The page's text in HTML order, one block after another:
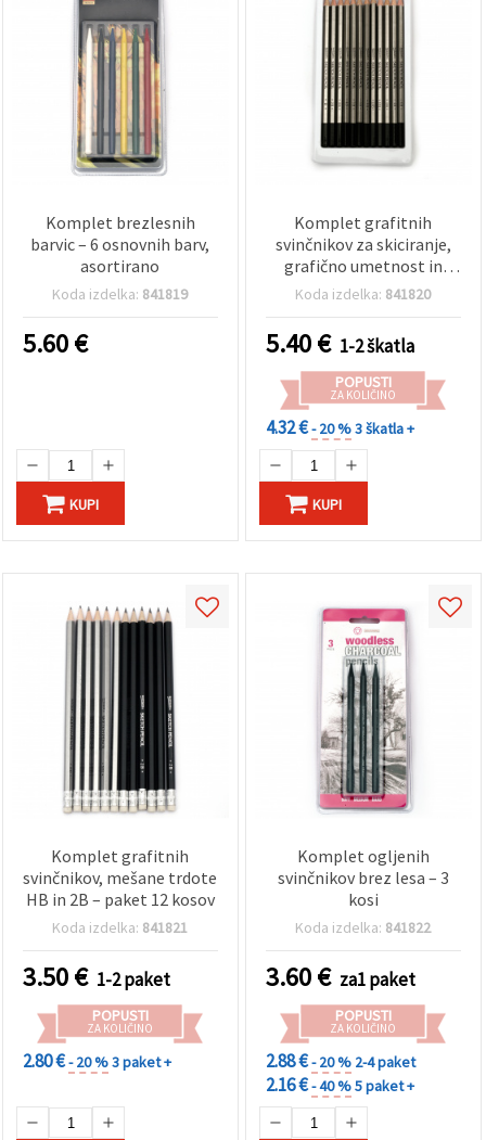
Komplet brezlesnih
barvic – 6 osnovnih barv,
asortirano
Koda izdelka: 841819
5.60€
KUPI
Komplet grafitnih
svinčnikov za skiciranje,
grafično umetnost in
oblikovanje - mešane
Koda izdelka: 841820
5.40€ 1-2 škatla
POPUSTI
ZA KOLIČINO
4.32 €- 20 %3 škatla +
KUPI
Komplet grafitnih
svinčnikov, mešane trdote
HB in 2B – paket 12 kosov
Koda izdelka: 841821
3.50€ 1-2 paket
POPUSTI
ZA KOLIČINO
2.80 €- 20 %3 paket +
Komplet ogljenih
svinčnikov brez lesa – 3
kosi
Koda izdelka: 841822
3.60€ za1 paket
POPUSTI
ZA KOLIČINO
2.88 €- 20 % 2-4 paket
2.16 €- 40 %5 paket +